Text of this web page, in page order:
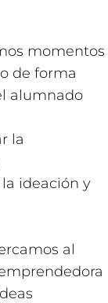
momentos
de forma
alumnado
la
ideación y
al